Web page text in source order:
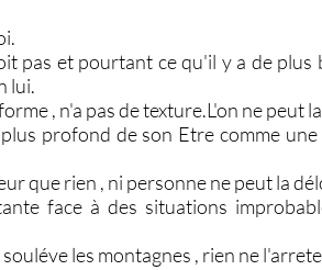
pas et pourtant ce qu'il y a de plus
lui.
, n'a pas de texture.L'on ne peut
profond de son Etre comme
que rien , ni personne ne peut la
face à des situations
les montagnes , rien ne